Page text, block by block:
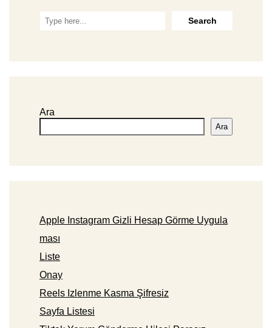
Ara
Ara
Apple Instagram Gizli Hesap Görme Uygula
ması
Liste
Onay
Reels Izlenme Kasma Şifresiz
Sayfa Listesi